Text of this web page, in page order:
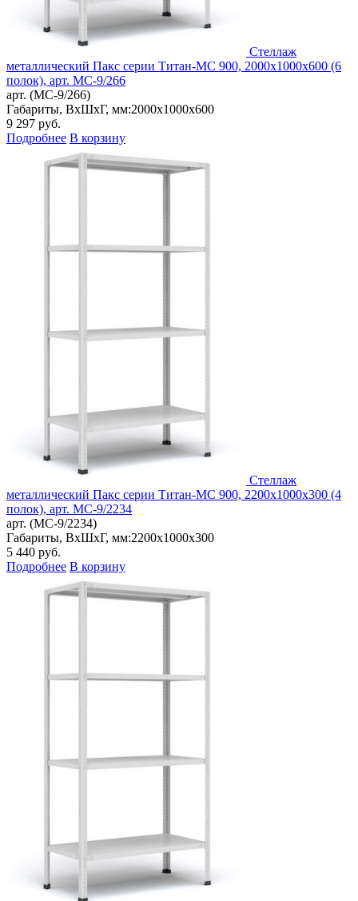
Стеллаж
металлический Пакс серии Титан-МС 900, 2000x1000x600 (6
полок), арт. МС-9/266
арт. (МС-9/266)
Габариты, ВxШxГ, мм:2000x1000x600
9 297 руб.
Подробнее В корзину
Стеллаж
металлический Пакс серии Титан-МС 900, 2200x1000x300 (4
полок), арт. МС-9/2234
арт. (МС-9/2234)
Габариты, ВxШxГ, мм:2200x1000x300
5 440 руб.
Подробнее В корзину